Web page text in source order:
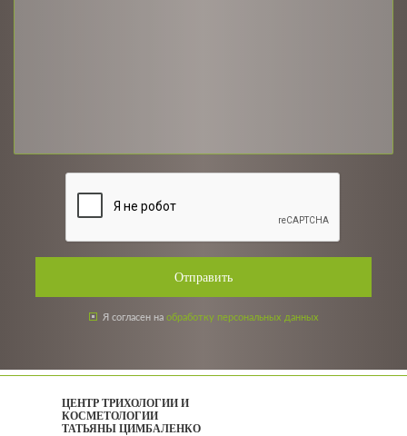
Отправить
Я согласен на обработку персональных данных
ЦЕНТР ТРИХОЛОГИИ И
КОСМЕТОЛОГИИ
ТАТЬЯНЫ ЦИМБАЛЕНКО